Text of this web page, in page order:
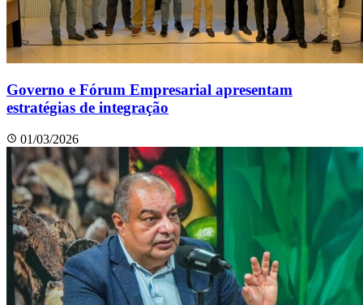
Governo e Fórum Empresarial apresentam
estratégias de integração
01/03/2026